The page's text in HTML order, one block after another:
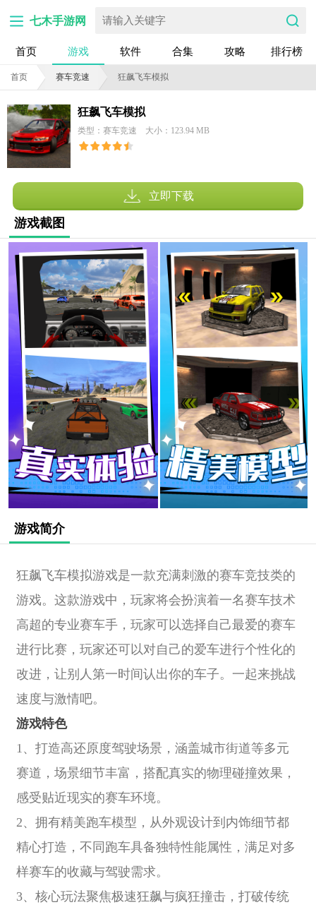
七木手游网
首页 游戏 软件 合集 攻略 排行榜
首页 赛车竞速 狂飙飞车模拟
狂飙飞车模拟
类型：赛车竞速 大小：123.94 MB
立即下载
游戏截图
游戏简介
狂飙飞车模拟游戏是一款充满刺激的赛车竞技类的
游戏。这款游戏中，玩家将会扮演着一名赛车技术
高超的专业赛车手，玩家可以选择自己最爱的赛车
进行比赛，玩家还可以对自己的爱车进行个性化的
改进，让别人第一时间认出你的车子。一起来挑战
速度与激情吧。
游戏特色
1、打造高还原度驾驶场景，涵盖城市街道等多元
赛道，场景细节丰富，搭配真实的物理碰撞效果，
感受贴近现实的赛车环境。
2、拥有精美跑车模型，从外观设计到内饰细节都
精心打造，不同跑车具备独特性能属性，满足对多
样赛车的收藏与驾驶需求。
3、核心玩法聚焦极速狂飙与疯狂撞击，打破传统